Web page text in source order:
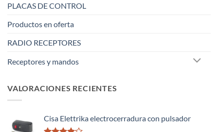
PLACAS DE CONTROL
Productos en oferta
RADIO RECEPTORES
Receptores y mandos
VALORACIONES RECIENTES
Cisa Elettrika electrocerradura con pulsador